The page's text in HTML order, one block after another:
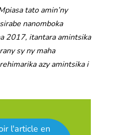
tato amin’ny
nanomboka
2017, itantara amintsika
sy ny maha
azy amintsika i
l'article en